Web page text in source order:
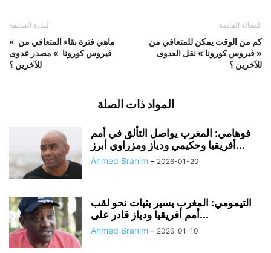
المادة السابقة
ماهي فترة بقاء المتعافي من »
فيروس كورونا » مصدر عدوى
للآخرين ؟
المقالة القادمة
كم من الوقت يمكن للمتعافي من
« فيروس كورونا » نقل العدوى
للآخرين ؟
المواد ذات الصلة
فوهامي: المغرب يواصل التألق في أمم
أفريقيا وحكيمي ودياز ومزراوي أبرز...
Ahmed Brahim - 2026-01-20
التيمومي: المغرب يسير بثبات نحو لقب
أمم أفريقيا ودياز قادر على...
Ahmed Brahim - 2026-01-10